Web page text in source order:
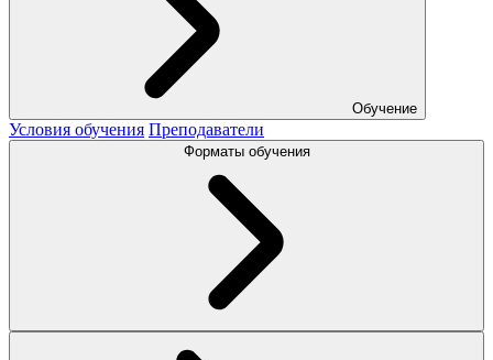
Обучение
Условия обучения Преподаватели
Форматы обучения